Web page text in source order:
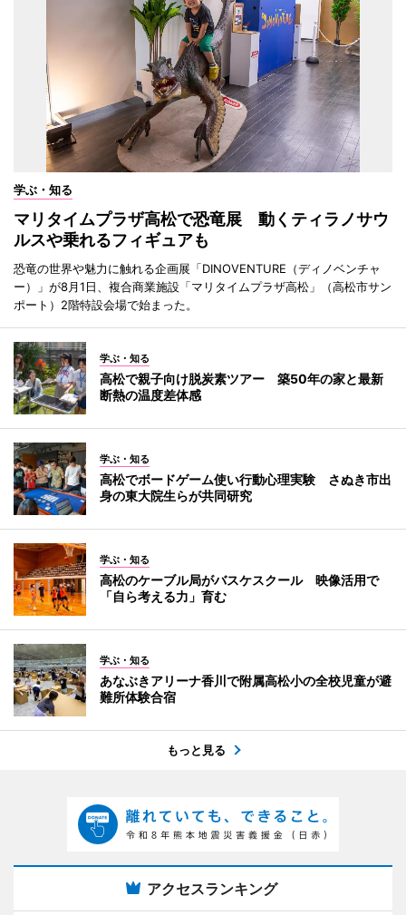
学ぶ・知る
マリタイムプラザ高松で恐竜展 動くティラノサウ
ルスや乗れるフィギュアも
恐竜の世界や魅力に触れる企画展「DINOVENTURE（ディノベンチャ
ー）」が8月1日、複合商業施設「マリタイムプラザ高松」（高松市サン
ポート）2階特設会場で始まった。
学ぶ・知る
高松で親子向け脱炭素ツアー 築50年の家と最新
断熱の温度差体感
学ぶ・知る
高松でボードゲーム使い行動心理実験 さぬき市出
身の東大院生らが共同研究
学ぶ・知る
高松のケーブル局がバスケスクール 映像活用で
「自ら考える力」育む
学ぶ・知る
あなぶきアリーナ香川で附属高松小の全校児童が避
難所体験合宿
もっと見る
アクセスランキング